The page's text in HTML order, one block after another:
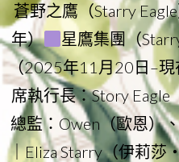
蒼野之鷹（Starry
年）
星鷹集團（
（2025年11月20日–現
席執行長：Story
總監：Owen（歐恩）、
｜Eliza Starry（伊莉莎